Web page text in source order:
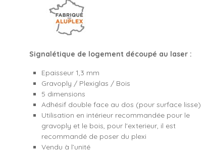
Signalétique de logement découpé au laser :
Epaisseur 1,3 mm
Gravoply / Plexiglas / Bois
5 dimensions
Adhésif double face au dos (pour surface lisse)
Utilisation en intérieur recommandée pour le
gravoply et le bois, pour l'exterieur, il est
recommandé de poser du plexi
Vendu à l’unité